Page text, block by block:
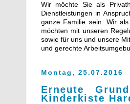
Wir möchte Sie als
Dienstleistungen in
ganze Familie sein. Wir
möchten mit unseren
sowie für uns und unsere
und gerechte
Montag, 25.07.2016
Erneute
Kinderkiste